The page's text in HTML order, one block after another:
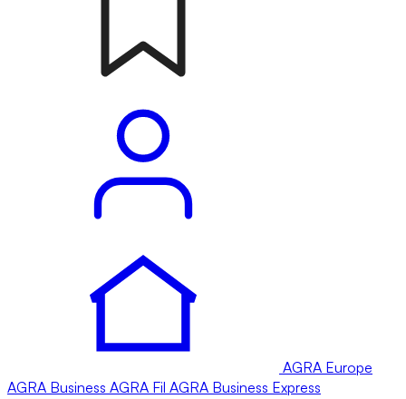
AGRA Europe
AGRA Business AGRA Fil AGRA Business Express